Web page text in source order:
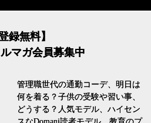
登録無料】
マガ会員募集中
管理職世代の通勤コーデ、明日は
何を着る？子供の受験や習い事、
どうする？人気モデル、ハイセン